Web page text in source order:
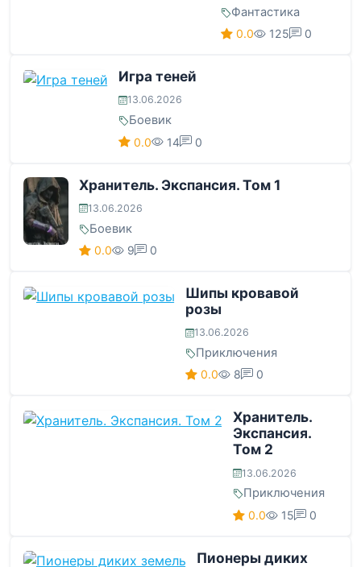
Фантастика
0.0 125 0
Игра теней
13.06.2026
Боевик
0.0 14 0
Хранитель. Экспансия. Том 1
13.06.2026
Боевик
0.0 9 0
Шипы кровавой
розы
13.06.2026
Приключения
0.0 8 0
Хранитель.
Экспансия.
Том 2
13.06.2026
Приключения
0.0 15 0
Пионеры диких